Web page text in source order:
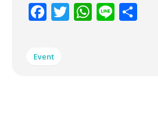
Facebook
Twitter WhatsApp
Line
Event